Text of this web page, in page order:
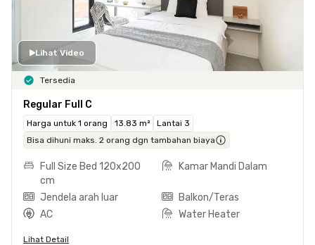
Lihat Video
Tersedia
Regular Full C
Harga untuk 1 orang 13.83 m²
Lantai 3
Bisa dihuni maks. 2 orang dgn tambahan biaya
Full Size Bed 120x200
cm
Kamar Mandi Dalam
Jendela arah luar
Balkon/Teras
AC
Water Heater
Lihat Detail